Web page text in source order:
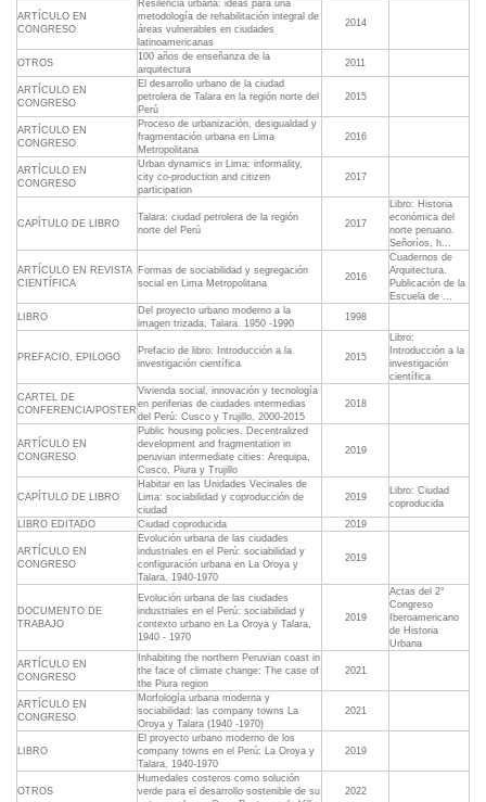
ARTÍCULO EN
CONGRESO
Resilencia urbana: ideas para una
metodología de rehabilitación integral de
áreas vulnerables en ciudades
latinoamericanas
2014
OTROS
100 años de enseñanza de la
arquitectura
2011
ARTÍCULO EN
CONGRESO
El desarrollo urbano de la ciudad
petrolera de Talara en la región norte del
Perú
2015
ARTÍCULO EN
CONGRESO
Proceso de urbanización, desigualdad y
fragmentación urbana en Lima
Metropolitana
2016
ARTÍCULO EN
CONGRESO
Urban dynamics in Lima: informality,
city co-production and citizen
participation
2017
CAPÍTULO DE LIBRO
Talara: ciudad petrolera de la región
norte del Perú
2017
Libro: Historia
económica del
norte peruano.
Señoríos, h...
ARTÍCULO EN REVISTA
CIENTÍFICA
Formas de sociabilidad y segregación
social en Lima Metropolitana
2016
Cuadernos de
Arquitectura.
Publicación de la
Escuela de ...
LIBRO
Del proyecto urbano moderno a la
imagen trizada, Talara. 1950 -1990
1998
PREFACIO, EPILOGO
Prefacio de libro: Introducción a la
investigación científica
2015
Libro:
Introducción a la
investigación
científica
CARTEL DE
CONFERENCIA/POSTER
Vivienda social, innovación y tecnología
en periferias de ciudades intermedias
del Perú: Cusco y Trujillo, 2000-2015
2018
ARTÍCULO EN
CONGRESO
Public housing policies. Decentralized
development and fragmentation in
peruvian intermediate cities: Arequipa,
Cusco, Piura y Trujillo
2019
CAPÍTULO DE LIBRO
Habitar en las Unidades Vecinales de
Lima: sociabilidad y coproducción de
ciudad
2019
Libro: Ciudad
coproducida
LIBRO EDITADO
Ciudad coproducida 2019
ARTÍCULO EN
CONGRESO
Evolución urbana de las ciudades
industriales en el Perú: sociabilidad y
configuración urbana en La Oroya y
Talara, 1940-1970
2019
DOCUMENTO DE
TRABAJO
Evolución urbana de las ciudades
industriales en el Perú: sociabilidad y
contexto urbano en La Oroya y Talara,
1940 - 1970
2019
Actas del 2°
Congreso
Iberoamericano
de Historia
Urbana
ARTÍCULO EN
CONGRESO
Inhabiting the northern Peruvian coast in
the face of climate change: The case of
the Piura region
2021
ARTÍCULO EN
CONGRESO
Morfología urbana moderna y
sociabilidad: las company towns La
Oroya y Talara (1940 -1970)
2021
LIBRO
El proyecto urbano moderno de los
company towns en el Perú: La Oroya y
Talara, 1940-1970
2019
OTROS
Humedales costeros como solución
verde para el desarrollo sostenible de su
2022